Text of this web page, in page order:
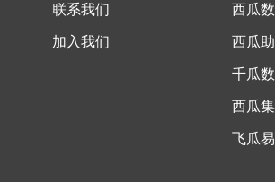
联系我们
加入我们
西瓜
西瓜
千瓜
西瓜集
飞瓜